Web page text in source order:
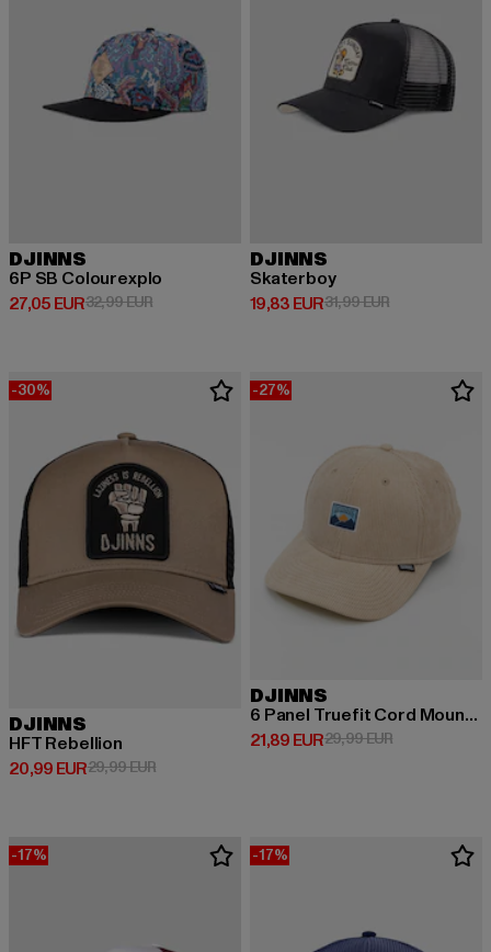
DJINNS
6P SB Colourexplo
27,05 EUR
Derzeitiger Preis: 27,05 EUR
32,99 EURAktionspreis: 32,99 EUR
DJINNS
Skaterboy
19,83 EUR
Derzeitiger Preis: 19,83 EUR
31,99 EURAktionspreis:
-30%
DJINNS
HFT Rebellion
20,99 EUR
Derzeitiger Preis: 20,99 EUR
29,99 EURAktionspreis: 29,99 EUR
-27%
DJINNS
6 Panel Truefit Cord Mountains
21,89 EUR
Derzeitiger Preis: 21,89 EUR
29,99 EURAktionspreis:
-17% -17%